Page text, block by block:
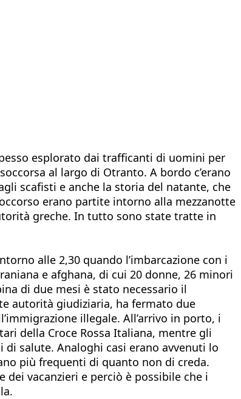
esplorato dai trafficanti di uomini per
al largo di Otranto. A bordo c’erano
scafisti e anche la storia del natante, che
erano partite intorno alla mezzanotte
greche. In tutto sono state tratte in
alle 2,30 quando l’imbarcazione con i
e afghana, di cui 20 donne, 26 minori
di due mesi è stato necessario il
autorità giudiziaria, ha fermato due
illegale. All’arrivo in porto, i
della Croce Rossa Italiana, mentre gli
salute. Analoghi casi erano avvenuti lo
più frequenti di quanto non di creda.
vacanzieri e perciò è possibile che i